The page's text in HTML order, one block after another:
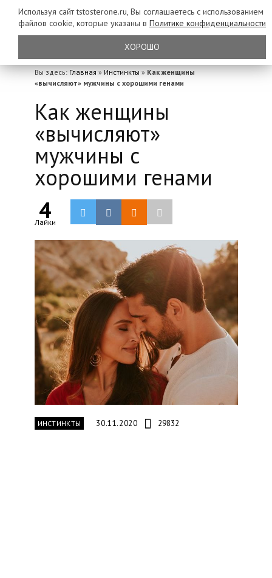
Вы здесь: Главная » Инстинкты » Как женщины
«вычисляют» мужчины с хорошими генами
Как женщины
«вычисляют»
мужчины с
хорошими генами
4
Лайки
ИНСТИНКТЫ 30.11.2020 29832
Используя сайт tstosterone.ru, Вы соглашаетесь с использованием
файлов cookie, которые указаны в Политике конфиденциальности
ХОРОШО